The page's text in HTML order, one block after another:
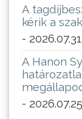
A
kérik a
- 2026.07.31.
A Hanon
-